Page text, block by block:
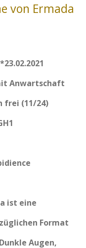
von Ermada
Anwartschaft
frei (11/24)
ist eine
Format
Augen,